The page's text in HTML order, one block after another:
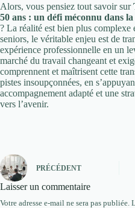
Alors, vous pensiez tout savoir sur
50 ans : un défi méconnu dans
? La réalité est bien plus complexe
seniors, le véritable enjeu est de
expérience professionnelle en un
marché du travail changeant et
comprennent et maîtrisent cette
pistes insoupçonnées, en
accompagnement adapté et une
vers l’avenir.
PRÉCÉDENT
Laisser un commentaire
Votre adresse e-mail ne sera pas publiée.